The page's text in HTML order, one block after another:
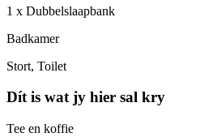
1 x Dubbelslaapbank
Badkamer
Stort, Toilet
Dít is wat jy hier sal kry
Tee en koffie